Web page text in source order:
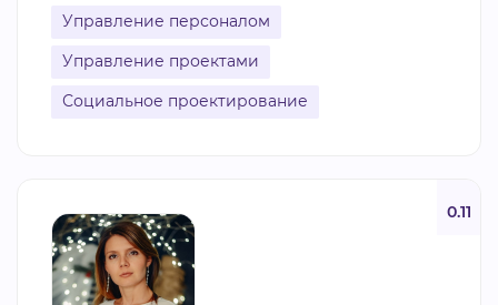
Управление персоналом
Управление проектами
Социальное проектирование
0.11